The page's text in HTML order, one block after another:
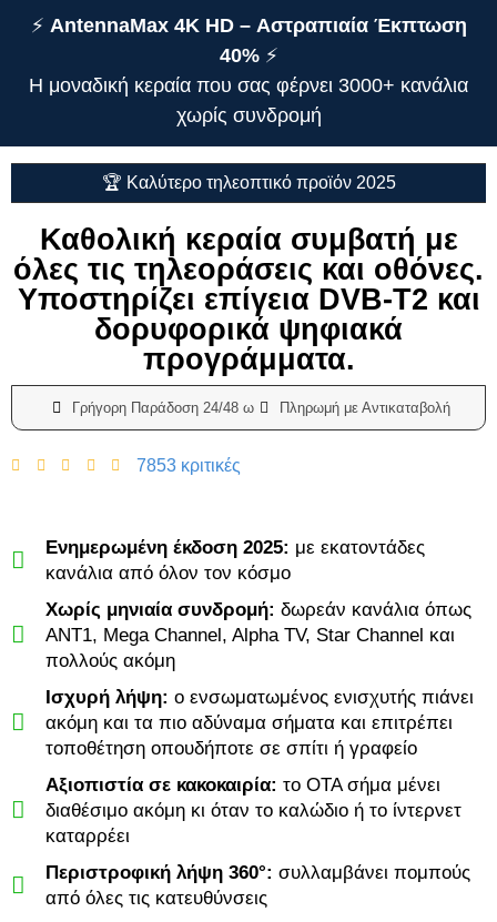
⚡️ AntennaMax 4K HD – Αστραπιαία Έκπτωση
40%⚡️
Η μοναδική κεραία που σας φέρνει 3000+ κανάλια
χωρίς συνδρομή
🏆 Καλύτερο τηλεοπτικό προϊόν 2025
Καθολική κεραία συμβατή με
όλες τις τηλεοράσεις και οθόνες.
Υποστηρίζει επίγεια DVB-T2 και
δορυφορικά ψηφιακά
προγράμματα.
Γρήγορη Παράδοση 24/48 ω Πληρωμή με Αντικαταβολή
7853 κριτικές
Ενημερωμένη έκδοση 2025: με εκατοντάδες
κανάλια από όλον τον κόσμο
Χωρίς μηνιαία συνδρομή: δωρεάν κανάλια όπως
ANT1, Mega Channel, Alpha TV, Star Channel και
πολλούς ακόμη
Ισχυρή λήψη: ο ενσωματωμένος ενισχυτής πιάνει
ακόμη και τα πιο αδύναμα σήματα και επιτρέπει
τοποθέτηση οπουδήποτε σε σπίτι ή γραφείο
Αξιοπιστία σε κακοκαιρία: το OTA σήμα μένει
διαθέσιμο ακόμη κι όταν το καλώδιο ή το ίντερνετ
καταρρέει
Περιστροφική λήψη 360°: συλλαμβάνει πομπούς
από όλες τις κατευθύνσεις